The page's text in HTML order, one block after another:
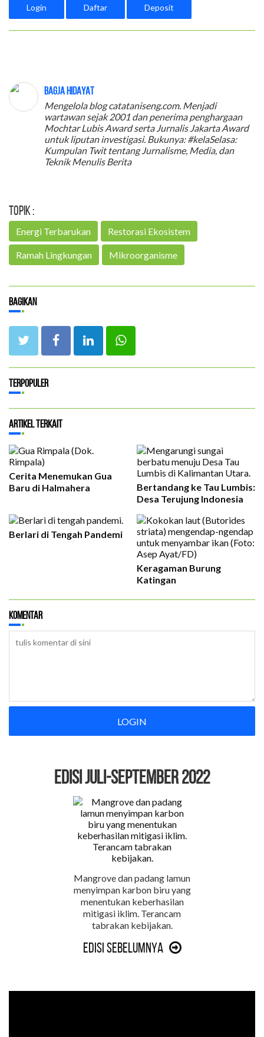
Login Daftar Deposit
Bagja Hidayat
Mengelola blog catataniseng.com. Menjadi
wartawan sejak 2001 dan penerima penghargaan
Mochtar Lubis Award serta Jurnalis Jakarta Award
untuk liputan investigasi. Bukunya: #kelaSelasa:
Kumpulan Twit tentang Jurnalisme, Media, dan
Teknik Menulis Berita
Topik :
Energi Terbarukan Restorasi Ekosistem
Ramah Lingkungan Mikroorganisme
Bagikan
Terpopuler
Artikel Terkait
Cerita Menemukan Gua
Baru di Halmahera
Bertandang ke Tau Lumbis:
Desa Terujung Indonesia
Berlari di Tengah Pandemi
Keragaman Burung
Katingan
Komentar
LOGIN
EDISI Juli-September 2022
Mangrove dan padang lamun
menyimpan karbon biru yang
menentukan keberhasilan
mitigasi iklim. Terancam
tabrakan kebijakan.
Edisi Sebelumnya